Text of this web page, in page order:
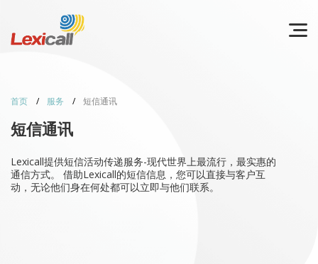
首页 服务 短信通讯
短信通讯
Lexicall提供短信活动传递服务-现代世界上最流行，最实惠的
通信方式。 借助Lexicall的短信信息，您可以直接与客户互
动，无论他们身在何处都可以立即与他们联系。